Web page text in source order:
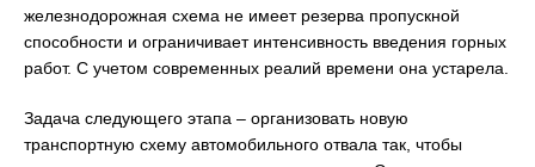
железнодорожная схема не имеет резерва пропускной
способности и ограничивает интенсивность введения горных
работ. С учетом современных реалий времени она устарела.
Задача следующего этапа – организовать новую
транспортную схему автомобильного отвала так, чтобы